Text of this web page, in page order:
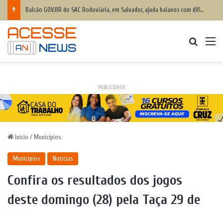
Balcão GOV.BR do SAC Rodoviária, em Salvador, ajuda baianos com dificuldades de acesso a serviços digitais
PUBLICIDADE
Início / Municípios
Municípios Notícias
Confira os resultados dos jogos
deste domingo (28) pela Taça 29 de